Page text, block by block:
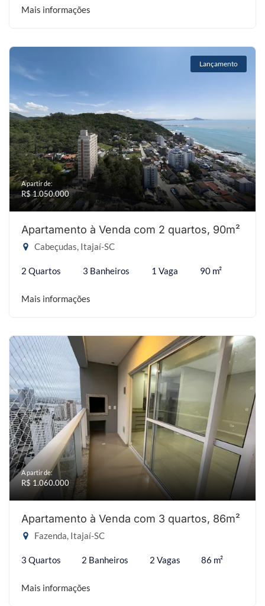
Mais informações
Lançamento
A partir de:
R$ 1.050.000
Apartamento à Venda com 2 quartos, 90m²
Cabeçudas, Itajaí-SC
2 Quartos 3 Banheiros 1 Vaga 90 m²
Mais informações
A partir de:
R$ 1.060.000
Apartamento à Venda com 3 quartos, 86m²
Fazenda, Itajaí-SC
3 Quartos 2 Banheiros 2 Vagas 86 m²
Mais informações